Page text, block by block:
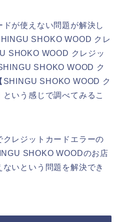
が使えない問題が解決し
SHOKO WOOD クレ
SHOKO WOOD クレジッ
SHOKO WOOD ク
SHOKO WOOD ク
いう感じで調べてみるこ
レジットカードエラーの
SHOKO WOODのお店
いという問題を解決でき